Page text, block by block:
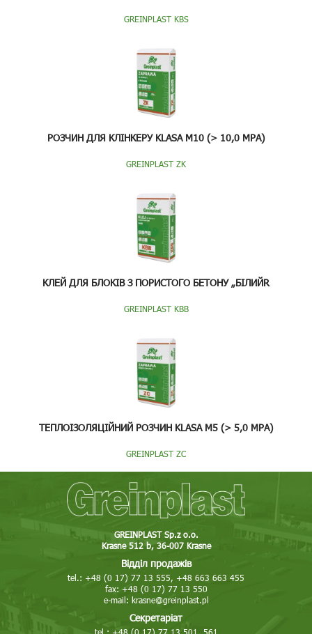
GREINPLAST KBS
РОЗЧИН ДЛЯ КЛІНКЕРУ KLASA M10 (> 10,0 MPA)
GREINPLAST ZK
КЛЕЙ ДЛЯ БЛОКІВ З ПОРИСТОГО БЕТОНУ „БІЛИЙR
GREINPLAST KBB
ТЕПЛОІЗОЛЯЦІЙНИЙ РОЗЧИН KLASA M5 (> 5,0 MPA)
GREINPLAST ZC
GREINPLAST Sp.z o.o.
Krasne 512 b, 36-007 Krasne
Відділ продажів
tel.: +48 (0 17) 77 13 555, +48 663 663 455
fax: +48 (0 17) 77 13 550
e-mail: krasne@greinplast.pl
Секретаріат